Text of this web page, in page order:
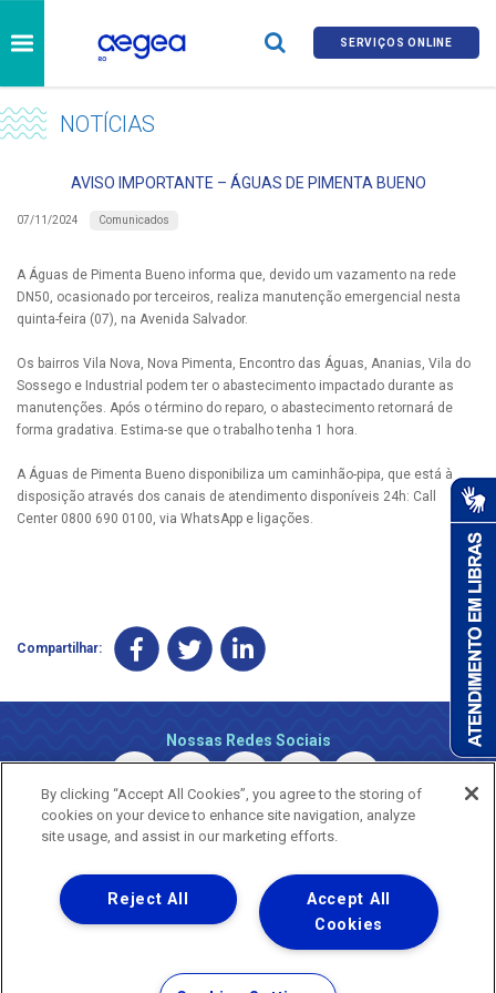
SERVIÇOS ONLINE
NOTÍCIAS
AVISO IMPORTANTE – ÁGUAS DE PIMENTA BUENO
07/11/2024 Comunicados
A Águas de Pimenta Bueno informa que, devido um vazamento na rede
DN50, ocasionado por terceiros, realiza manutenção emergencial nesta
quinta-feira (07), na Avenida Salvador.
Os bairros Vila Nova, Nova Pimenta, Encontro das Águas, Ananias, Vila do
Sossego e Industrial podem ter o abastecimento impactado durante as
manutenções. Após o término do reparo, o abastecimento retornará de
forma gradativa. Estima-se que o trabalho tenha 1 hora.
A Águas de Pimenta Bueno disponibiliza um caminhão-pipa, que está à
disposição através dos canais de atendimento disponíveis 24h: Call
Center 0800 690 0100, via WhatsApp e ligações.
Compartilhar:
Nossas Redes Sociais
Copyright © 2026 - Todos os Direitos Reservados.
Nossa natureza movimenta a vida
Termos Gerais de Uso de Sites e Aplicativos
By clicking “Accept All Cookies”, you agree to the storing of
cookies on your device to enhance site navigation, analyze
site usage, and assist in our marketing efforts.
Accept All
Cookies
Reject All